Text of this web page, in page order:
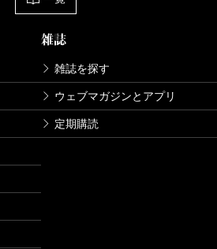
雑誌
雑誌を探す
ウェブマガジンとアプリ
定期購読